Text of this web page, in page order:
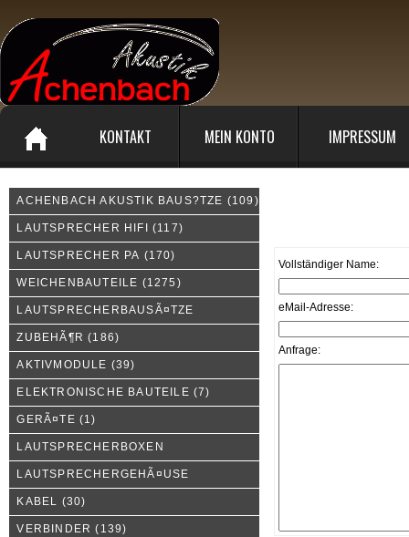
KONTAKT MEIN KONTO IMPRESSUM
ACHENBACH AKUSTIK BAUS?TZE (109)
LAUTSPRECHER HIFI (117)
LAUTSPRECHER PA (170)
WEICHENBAUTEILE (1275)
LAUTSPRECHERBAUSÃ¤TZE
ZUBEHÃ¶R (186)
AKTIVMODULE (39)
ELEKTRONISCHE BAUTEILE (7)
GERÃ¤TE (1)
LAUTSPRECHERBOXEN
LAUTSPRECHERGEHÃ¤USE
KABEL (30)
VERBINDER (139)
Vollständiger Name:
eMail-Adresse:
Anfrage: